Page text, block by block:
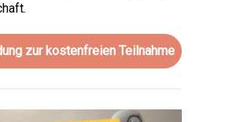
zur kostenfreien Teilnahme